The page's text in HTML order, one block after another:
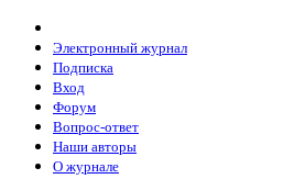
Электронный журнал
Подписка
Вход
Форум
Вопрос-ответ
Наши авторы
О журнале